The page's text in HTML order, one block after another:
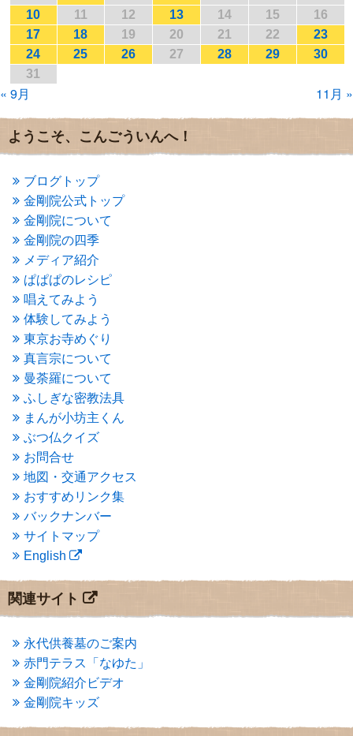
2017年2月(1)
2017年1月(2)
2016年12月(4)
2016年11月(3)
2016年10月
2016年9月
2016年6月
(2)
2016年5月(3)
2016年4月
(4)
2016年3月(4)
2016年2月(5)
2016年1月(3)
2015年12月(6)
2015年11月(4)
2015年10月
(4)
2015年9月
(3)
2015年8月(4)
2015年7月(4)
2015年6月(3)
2015年5月(1)
2015年4月(1)
(3)
2015年2月(3)
2015年1月(1)
2014年12月 (2)
2014年9月
2014年5月(1)
2014年4月 (4)
2014年1月 (1)
2013年11月(4)
2013年10月 (2)
2013年9月(4)
2013年7月
(7)
2013年6月 (6)
2013年5月(13)
2013年4月(1)
2013年3月
(4)
2013年2月(6)
2013年1月(6)
2012年12月(7)
10
11 12 13 14 15
16
17
18 19 20 21 22
23
24
25 26 27 28 29
30
31
« 9月 11月 »
ようこそ、こんごういんへ！
ブログトップ
金剛院公式トップ
金剛院について
金剛院の四季
メディア紹介
ぱぱぱのレシピ
唱えてみよう
体験してみよう
東京お寺めぐり
真言宗について
曼荼羅について
ふしぎな密教法具
まんが小坊主くん
ぶつ仏クイズ
お問合せ
地図・交通アクセス
おすすめリンク集
バックナンバー
サイトマップ
English
関連サイト
永代供養墓のご案内
赤門テラス「なゆた」
金剛院紹介ビデオ
金剛院キッズ